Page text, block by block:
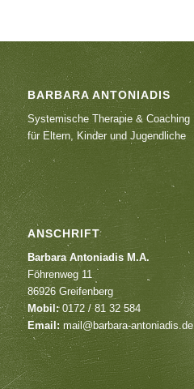
BARBARA ANTONIADIS
Systemische Therapie & Coaching
für Eltern, Kinder und Jugendliche
ANSCHRIFT
Barbara Antoniadis M.A.
Föhrenweg 11
86926 Greifenberg
Mobil:0172 / 81 32 584
Email:mail@barbara-antoniadis.de